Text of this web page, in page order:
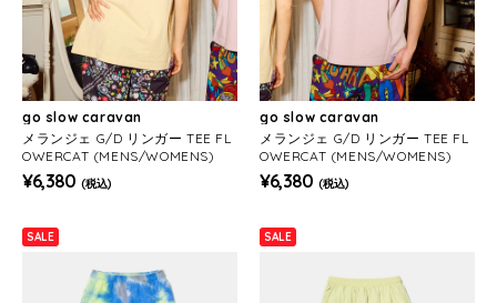
go slow caravan
メランジェ G/D リンガー TEE FL
OWERCAT (MENS/WOMENS)
¥6,380 (税込)
go slow caravan
メランジェ G/D リンガー TEE FL
OWERCAT (MENS/WOMENS)
¥6,380 (税込)
SALE SALE